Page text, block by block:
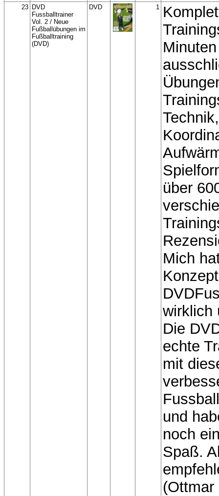
23 DVD
Fussballtrainer
Vol. 2 / Neue
Fußballübungen im
Fußballtraining
(DVD)
DVD 1
Technik,
über
Mich
wirklich
Die
echte
mit
und
noch
Spaß.